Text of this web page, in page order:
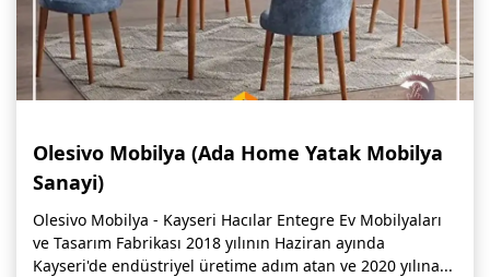
Olesivo Mobilya (Ada Home Yatak Mobilya
Sanayi)
Olesivo Mobilya - Kayseri Hacılar Entegre Ev Mobilyaları
ve Tasarım Fabrikası 2018 yılının Haziran ayında
Kayseri'de endüstriyel üretime adım atan ve 2020 yılına...